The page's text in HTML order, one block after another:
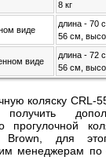
8 кг
виде
длина - 70
56 см,
виде
длина - 72
56 см,
коляску CRL-
для
менеджерам по